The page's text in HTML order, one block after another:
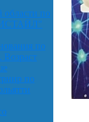
области по
по
по